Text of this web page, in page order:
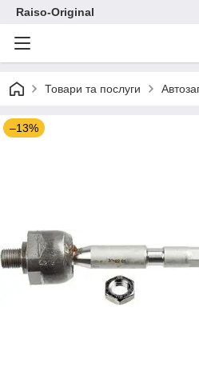
Raiso-Original
Товари та послуги
–13%